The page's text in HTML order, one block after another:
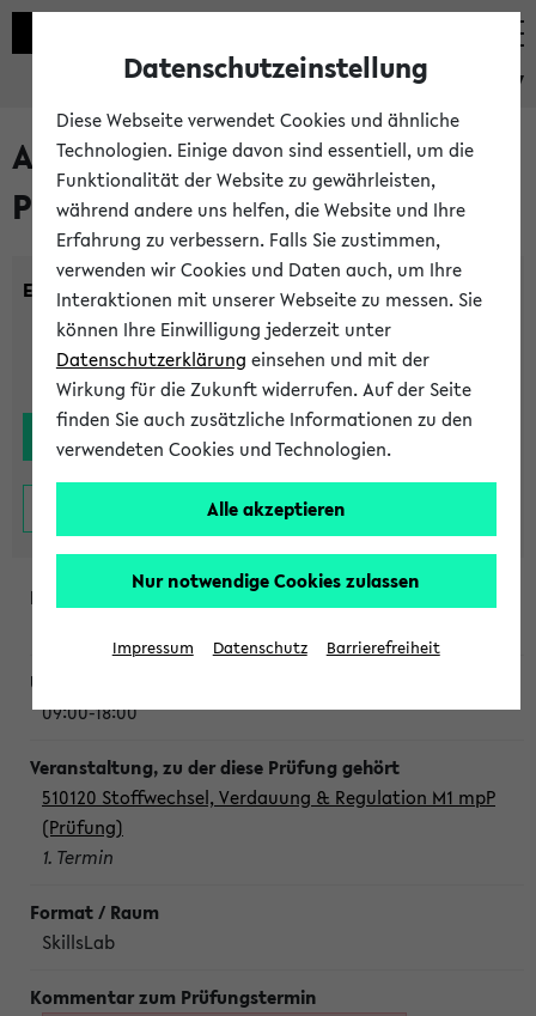
eKVV
Alle noch stattfindenden
Prüfungen
Einrichtung:
09:00-18:00
510120 Stoffwechsel, Verdauung & Regulation M1 mpP
(Prüfung)
1. Termin
SkillsLab
Datenschutzeinstellung
Diese Webseite verwendet Cookies und ähnliche
Technologien. Einige davon sind essentiell, um die
Funktionalität der Website zu gewährleisten,
während andere uns helfen, die Website und Ihre
Erfahrung zu verbessern. Falls Sie zustimmen,
verwenden wir Cookies und Daten auch, um Ihre
Interaktionen mit unserer Webseite zu messen. Sie
können Ihre Einwilligung jederzeit unter
Datenschutzerklärung einsehen und mit der
Wirkung für die Zukunft widerrufen. Auf der Seite
finden Sie auch zusätzliche Informationen zu den
verwendeten Cookies und Technologien.
Alle akzeptieren
Nur notwendige Cookies zulassen
Impressum Datenschutz Barrierefreiheit